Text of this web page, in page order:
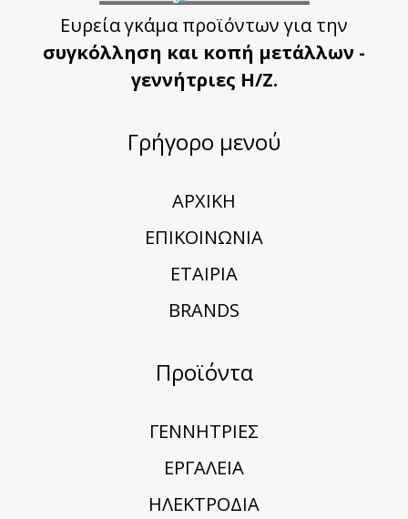
Ευρεία γκάμα προϊόντων για την
συγκόλληση και κοπή μετάλλων -
γεννήτριες Η/Ζ.
Γρήγορο μενού
ΑΡΧΙΚΗ
ΕΠΙΚΟΙΝΩΝΙΑ
ΕΤΑΙΡΙΑ
BRANDS
Προϊόντα
ΓΕΝΝΗΤΡΙΕΣ
ΕΡΓΑΛΕΙΑ
ΗΛΕΚΤΡΟΔΙΑ